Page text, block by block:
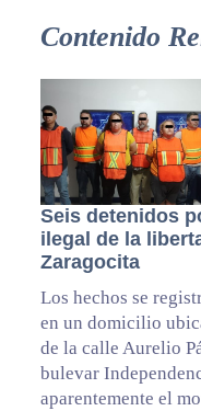
Contenido
Seis detenidos
ilegal de la
Zaragocita
Los hechos se
en un domicilio
de la calle Aurelio
bulevar
aparentemente el